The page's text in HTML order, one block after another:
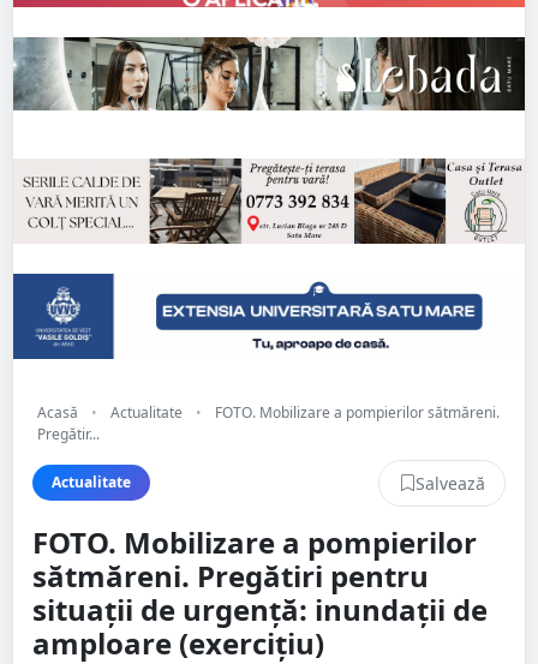
Acasă • Actualitate •
FOTO. Mobilizare a pompierilor sătmăreni.
Pregătir...
Actualitate Salvează
FOTO. Mobilizare a pompierilor
sătmăreni. Pregătiri pentru
situații de urgență: inundații de
amploare (exercițiu)